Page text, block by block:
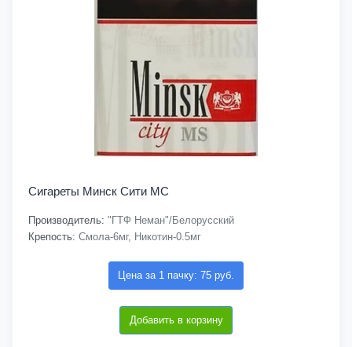
Сигареты Минск Сити МС
Производитель: "ГТФ Неман"/Белорусский
Крепость: Смола-6мг, Никотин-0.5мг
Цена за 1 пачку: 75 руб.
Добавить в корзину